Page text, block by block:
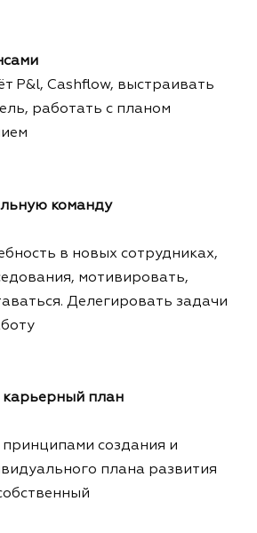
P&l, Cashflow, выстраивать
работать с планом
команду
в новых сотрудниках,
мотивировать,
Делегировать задачи
карьерный план
принципами создания и
плана развития